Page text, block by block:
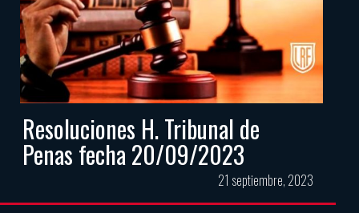
Resoluciones H. Tribunal de
Penas fecha 20/09/2023
21 septiembre, 2023